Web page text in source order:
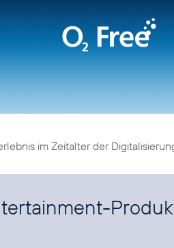
im Zeitalter der